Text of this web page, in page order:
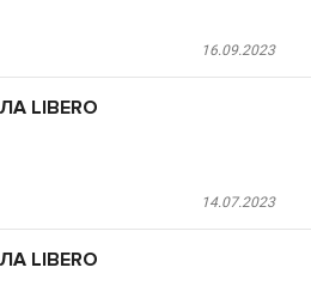
16.09.2023
LIBERO
14.07.2023
LIBERO